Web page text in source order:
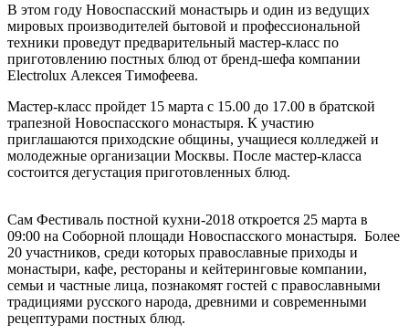
В этом году Новоспасский монастырь и один из ведущих
мировых производителей бытовой и профессиональной
техники проведут предварительный мастер-класс по
приготовлению постных блюд от бренд-шефа компании
Electrolux Алексея Тимофеева.
Мастер-класс пройдет 15 марта с 15.00 до 17.00 в братской
трапезной Новоспасского монастыря. К участию
приглашаются приходские общины, учащиеся колледжей и
молодежные организации Москвы. После мастер-класса
состоится дегустация приготовленных блюд.
Сам Фестиваль постной кухни-2018 откроется 25 марта в
09:00 на Соборной площади Новоспасского монастыря. Более
20 участников, среди которых православные приходы и
монастыри, кафе, рестораны и кейтеринговые компании,
семьи и частные лица, познакомят гостей с православными
традициями русского народа, древними и современными
рецептурами постных блюд.